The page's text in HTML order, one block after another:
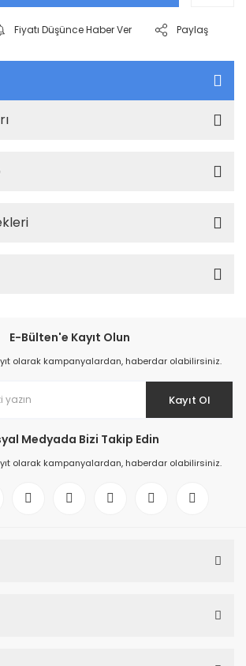
Fiyatı Düşünce Haber Ver Paylaş
E-Bülten'e Kayıt Olun
olarak kampanyalardan, haberdar olabilirsiniz.
Kayıt Ol
Medyada Bizi Takip Edin
olarak kampanyalardan, haberdar olabilirsiniz.